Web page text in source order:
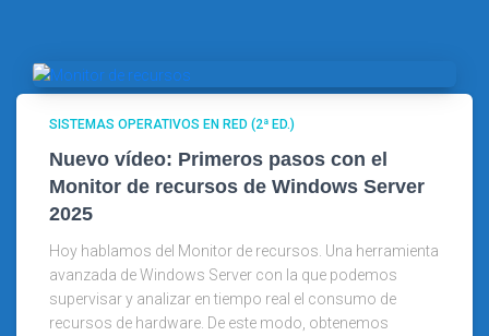
SISTEMAS OPERATIVOS EN RED (2ª ED.)
Nuevo vídeo: Primeros pasos con el
Monitor de recursos de Windows Server
2025
Hoy hablamos del Monitor de recursos. Una herramienta
avanzada de Windows Server con la que podemos
supervisar y analizar en tiempo real el consumo de
recursos de hardware. De este modo, obtenemos